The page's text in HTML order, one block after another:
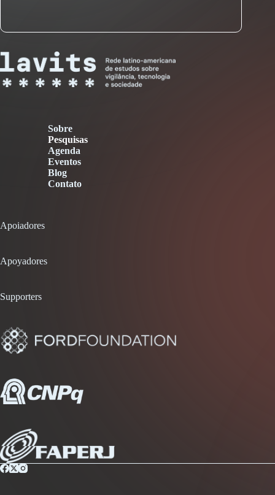
Sobre
Pesquisas
Agenda
Eventos
Blog
Contato
Apoiadores
Apoyadores
Supporters